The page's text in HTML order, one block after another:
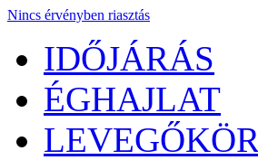
Nincs érvényben riasztás
IDŐJÁRÁS
ÉGHAJLAT